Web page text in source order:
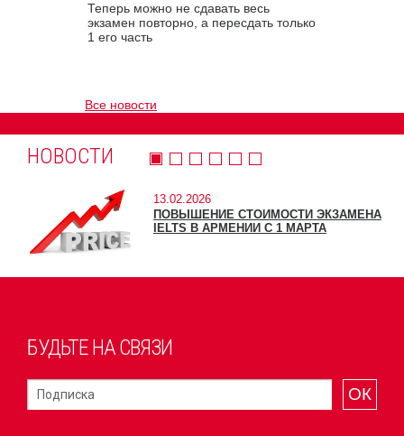
Теперь можно не сдавать весь
экзамен повторно, а пересдать только
1 его часть
Все новости
НОВОСТИ
13.02.2026
ПОВЫШЕНИЕ СТОИМОСТИ ЭКЗАМЕНА
IELTS В АРМЕНИИ С 1 МАРТА
БУДЬТЕ НА СВЯЗИ
ОК